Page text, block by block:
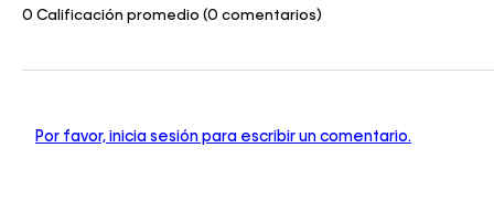
0 Calificación promedio (0 comentarios)
Por favor, inicia sesión para escribir un comentario.